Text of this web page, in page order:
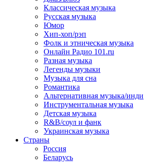
Классическая музыка
Русская музыка
Юмор
Хип-хоп/рэп
Фолк и этническая музыка
Онлайн Радио 101.ru
Разная музыка
Легенды музыки
Музыка для сна
Романтика
Альтернативная музыка/инди
Инструментальная музыка
Детская музыка
R&B/cоул и фанк
Украинская музыка
Страны
Россия
Беларусь